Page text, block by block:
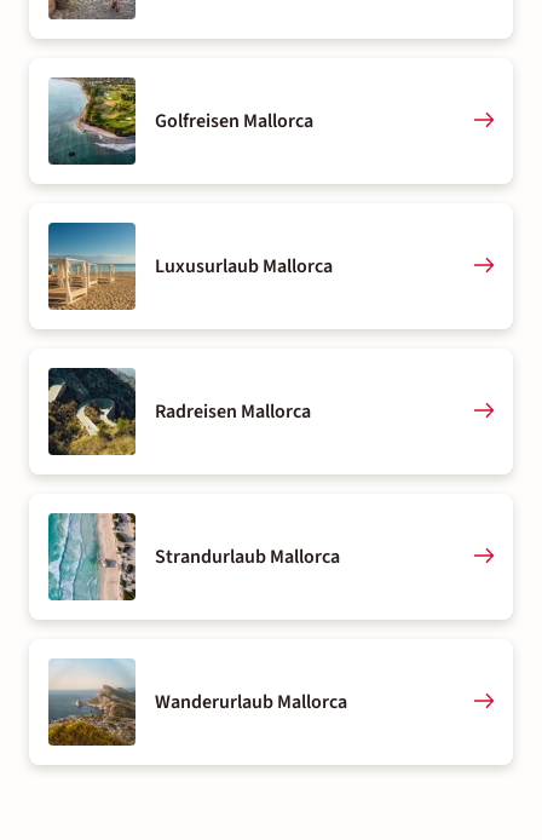
Golfreisen Mallorca
Luxusurlaub Mallorca
Radreisen Mallorca
Strandurlaub Mallorca
Wanderurlaub Mallorca